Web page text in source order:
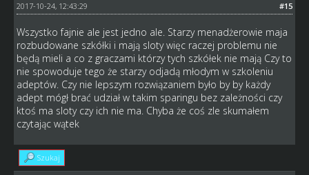
#15
2017-10-24, 12:43:29
Wszystko fajnie ale jest jedno ale. Starzy menadżerowie maja
rozbudowane szkółki i mają sloty więc raczej problemu nie
będą mieli a co z graczami którzy tych szkółek nie mają Czy to
nie spowoduje tego że starzy odjadą młodym w szkoleniu
adeptów. Czy nie lepszym rozwiązaniem było by by każdy
adept mógł brać udział w takim sparingu bez zależności czy
ktoś ma sloty czy ich nie ma. Chyba że coś zle skumałem
czytając wątek
Szukaj